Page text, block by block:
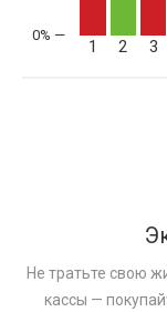
1 2 3
Не тратьте свою
кассы —